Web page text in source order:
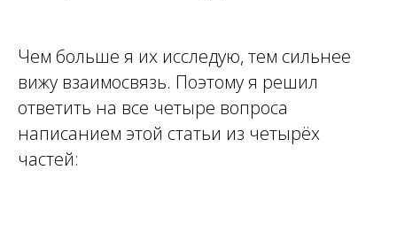
Чем больше я их исследую, тем сильнее
вижу взаимосвязь. Поэтому я решил
ответить на все четыре вопроса
написанием этой статьи из четырёх
частей: